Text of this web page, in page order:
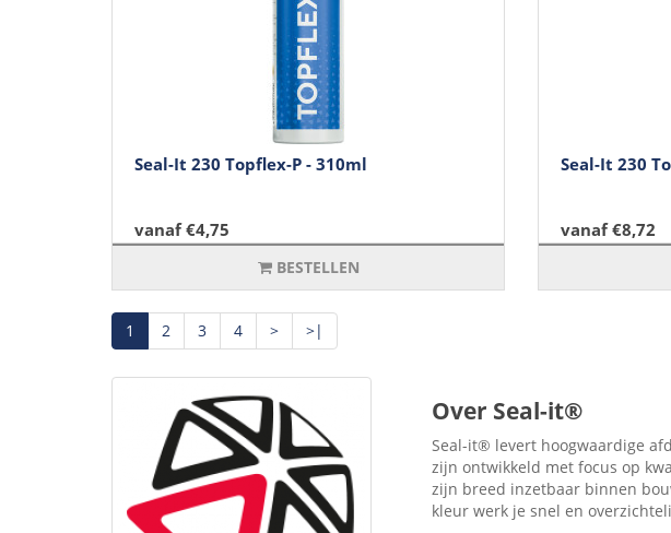
Seal-It 230 Topflex-P - 310ml
vanaf €4,75
BESTELLEN
Seal-It 230
vanaf €8,72
1 2 3 4 > >|
Over Seal-it®
Seal-it® levert hoogwaardige
zijn ontwikkeld met focus op
zijn breed inzetbaar binnen
kleur werk je snel en